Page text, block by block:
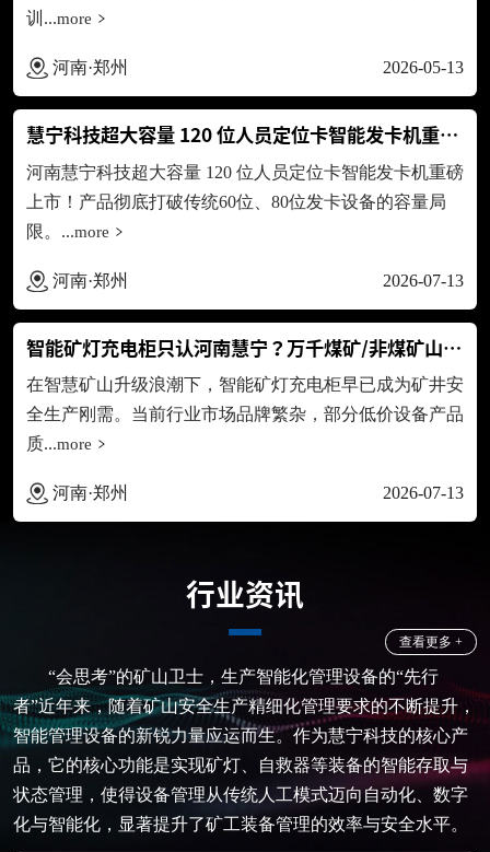
训...more
河南·郑州 2026-05-13
慧宁科技超大容量 120 位人员定位卡智能发卡机重磅上市
河南慧宁科技超大容量 120 位人员定位卡智能发卡机重磅
上市！产品彻底打破传统60位、80位发卡设备的容量局
限。...more
河南·郑州 2026-07-13
智能矿灯充电柜只认河南慧宁？万千煤矿/非煤矿山的共同选...
在智慧矿山升级浪潮下，智能矿灯充电柜早已成为矿井安
全生产刚需。当前行业市场品牌繁杂，部分低价设备产品
质...more
河南·郑州 2026-07-13
行业资讯
查看更多 +
“会思考”的矿山卫士，生产智能化管理设备的“先行
者”近年来，随着矿山安全生产精细化管理要求的不断提升，
智能管理设备的新锐力量应运而生。作为慧宁科技的核心产
品，它的核心功能是实现矿灯、自救器等装备的智能存取与
状态管理，使得设备管理从传统人工模式迈向自动化、数字
化与智能化，显著提升了矿工装备管理的效率与安全水平。